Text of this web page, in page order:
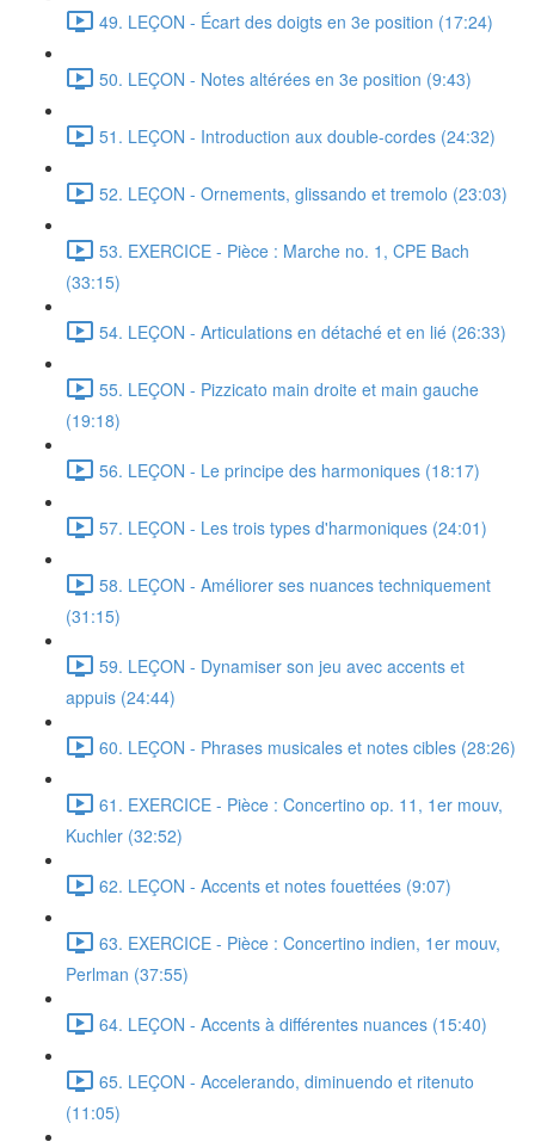
49. LEÇON - Écart des doigts en 3e position (17:24)
50. LEÇON - Notes altérées en 3e position (9:43)
51. LEÇON - Introduction aux double-cordes (24:32)
52. LEÇON - Ornements, glissando et tremolo (23:03)
53. EXERCICE - Pièce : Marche no. 1, CPE Bach
(33:15)
54. LEÇON - Articulations en détaché et en lié (26:33)
55. LEÇON - Pizzicato main droite et main gauche
(19:18)
56. LEÇON - Le principe des harmoniques (18:17)
57. LEÇON - Les trois types d'harmoniques (24:01)
58. LEÇON - Améliorer ses nuances techniquement
(31:15)
59. LEÇON - Dynamiser son jeu avec accents et
appuis (24:44)
60. LEÇON - Phrases musicales et notes cibles (28:26)
61. EXERCICE - Pièce : Concertino op. 11, 1er mouv,
Kuchler (32:52)
62. LEÇON - Accents et notes fouettées (9:07)
63. EXERCICE - Pièce : Concertino indien, 1er mouv,
Perlman (37:55)
64. LEÇON - Accents à différentes nuances (15:40)
65. LEÇON - Accelerando, diminuendo et ritenuto
(11:05)